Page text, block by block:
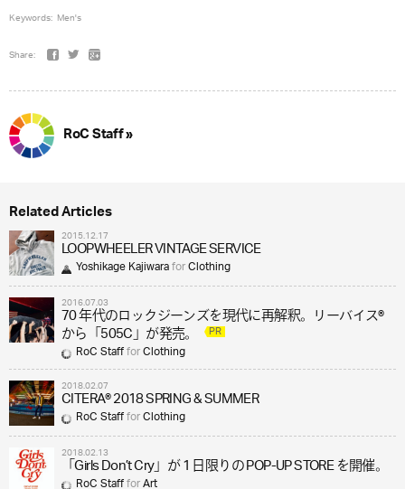
Keywords: Men's
Share:
RoC Staff »
Related Articles
2015.12.17
LOOPWHEELER VINTAGE SERVICE
Yoshikage KajiwaraforClothing
2016.07.03
70 年代のロックジーンズを現代に再解釈。リーバイス®
から「505C」が発売。 PR
RoC StaffforClothing
2018.02.07
CITERA® 2018 SPRING & SUMMER
RoC StaffforClothing
2018.02.13
「Girls Don’t Cry」が 1 日限りの POP-UP STORE を開催。